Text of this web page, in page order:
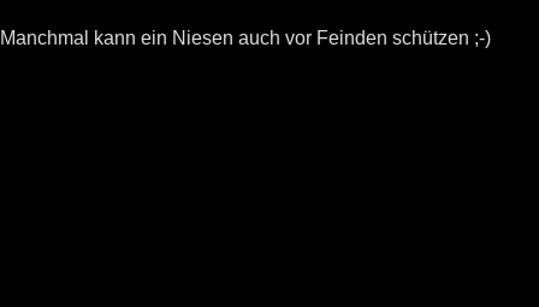
Manchmal kann ein Niesen auch vor Feinden schützen ;-)